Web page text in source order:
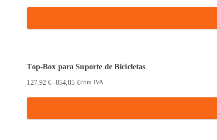
page
variants.
The
Top-Box para Suporte de Bicicletas
127,92€–854,85 €com IVA